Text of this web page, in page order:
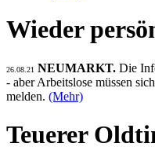
Wieder
26.08.21 NEUMARKT. Die
- aber Arbeitslose müssen
melden. (Mehr)
Teuerer